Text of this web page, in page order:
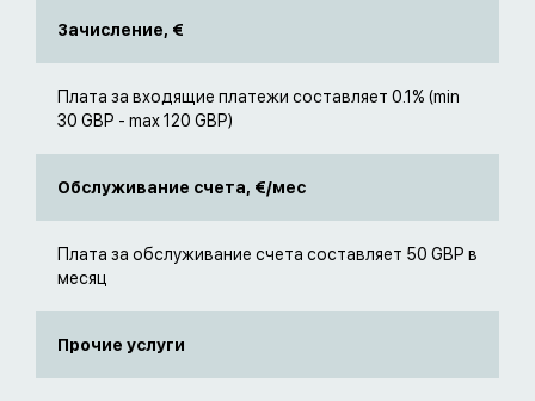
Зачисление, €
Плата за входящие платежи составляет 0.1% (min
30 GBP - max 120 GBP)
Обслуживание счета, €/мес
Плата за обслуживание счета составляет 50 GBP в
месяц
Прочие услуги